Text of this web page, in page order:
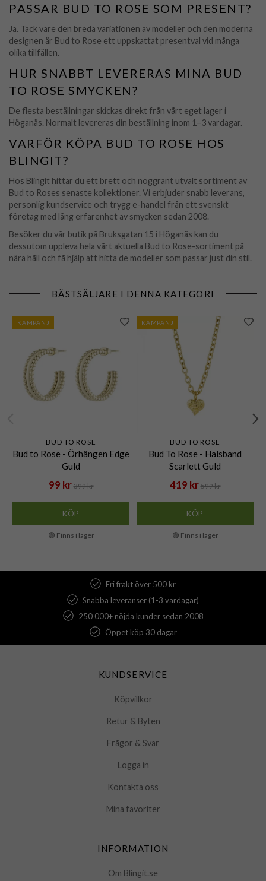
PASSAR BUD TO ROSE SOM PRESENT?
Ja. Tack vare den breda variationen av modeller och den moderna
designen är Bud to Rose ett uppskattat presentval vid många
olika tillfällen.
HUR SNABBT LEVERERAS MINA BUD
TO ROSE SMYCKEN?
De flesta beställningar skickas direkt från vårt eget lager i
Höganäs. Normalt levereras din beställning inom 1–3 vardagar.
VARFÖR KÖPA BUD TO ROSE HOS
BLINGIT?
Hos Blingit hittar du ett brett och noggrant utvalt sortiment av
Bud to Roses senaste kollektioner. Vi erbjuder snabb leverans,
personlig kundservice och trygg e-handel från ett svenskt
företag med lång erfarenhet av smycken sedan 2008.
Besöker du vår butik på Bruksgatan 15 i Höganäs kan du
dessutom uppleva hela vårt aktuella Bud to Rose-sortiment på
nära håll och få hjälp att hitta de modeller som passar just din stil.
BÄSTSÄLJARE I DENNA KATEGORI
KAMPANJ
BUD TO ROSE
Bud to Rose - Örhängen Edge
Guld
99 kr 399 kr
KÖP
🟢 Finns i lager
KAMPANJ
BUD TO ROSE
Bud To Rose - Halsband
Scarlett Guld
419 kr 599 kr
KÖP
🟢 Finns i lager
Fri frakt över 500 kr
Snabba leveranser (1-3 vardagar)
250 000+ nöjda kunder sedan 2008
Öppet köp 30 dagar
KUNDSERVICE
Köpvillkor
Retur & Byten
Frågor & Svar
Logga in
Kontakta oss
Mina favoriter
INFORMATION
Om Blingit.se